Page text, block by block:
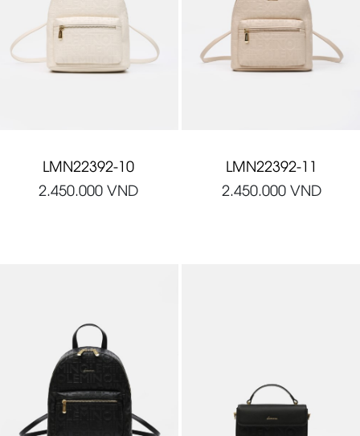
LMN22392-10
2.450.000 VND
LMN22392-11
2.450.000 VND